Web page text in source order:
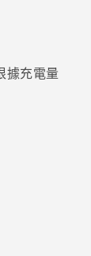
據充電量